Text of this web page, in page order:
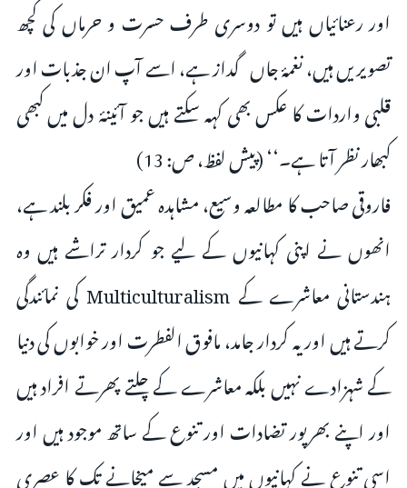
اور رعنائیاں ہیں تو دوسری طرف حسرت و حرماں کی کچھ
تصویریں ہیں، نغمۂ جاں گداز ہے، اسے آپ ان جذبات اور
قلبی واردات کا عکس بھی کہہ سکتے ہیں جو آئینۂ دل میں کبھی
کبھار نظر آتا ہے۔‘‘ (پیش لفظ، ص: 13)
فاروقی صاحب کا مطالعہ وسیع، مشاہدہ عمیق اور فکر بلند ہے،
انھوں نے اپنی کہانیوں کے لیے جو کردار تراشے ہیں وہ
ہندستانی معاشرے کے Multiculturalism کی نمائندگی
کرتے ہیں اور یہ کردار جامد، مافوق الفطرت اور خوابوں کی دنیا
کے شہزادے نہیں بلکہ معاشرے کے چلتے پھرتے افراد ہیں
اور اپنے بھرپور تضادات اور تنوع کے ساتھ موجود ہیں اور
اسی تنوع نے کہانیوں میں مسجد سے میخانے تک کا عصری